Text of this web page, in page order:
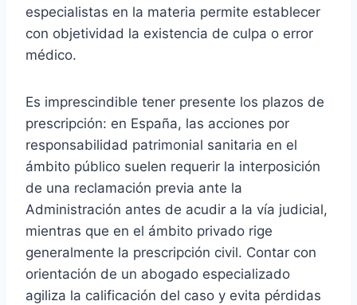
especialistas en la materia permite establecer
con objetividad la existencia de culpa o error
médico.
Es imprescindible tener presente los plazos de
prescripción: en España, las acciones por
responsabilidad patrimonial sanitaria en el
ámbito público suelen requerir la interposición
de una reclamación previa ante la
Administración antes de acudir a la vía judicial,
mientras que en el ámbito privado rige
generalmente la prescripción civil. Contar con
orientación de un abogado especializado
agiliza la calificación del caso y evita pérdidas